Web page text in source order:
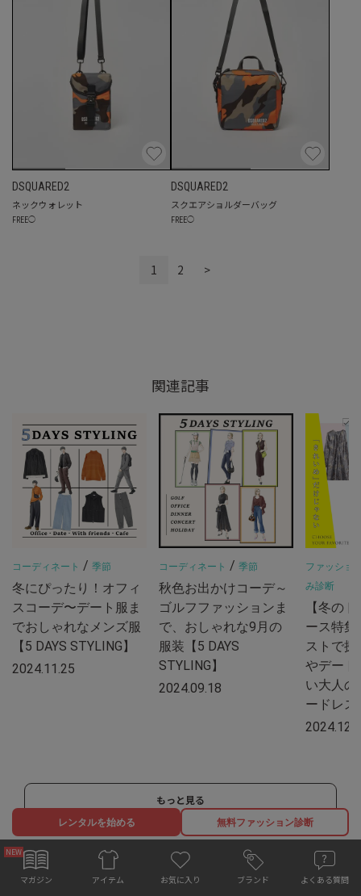
DSQUARED2
ネックウォレット
FREE◯
DSQUARED2
スクエアショルダーバッグ
FREE◯
1 2 >
関連記事
コーディネート / 季節
冬にぴったり！オフィ
スコーデ〜デート服ま
でおしゃれなメンズ服
【5 DAYS STYLING】
2024.11.25
コーディネート / 季節
秋色お出かけコーデ～
ゴルフファッションま
で、おしゃれな9月の
服装【5 DAYS
STYLING】
2024.09.18
ファッショ
み診断
【冬の
ース特集
ストで探
やデート
い大人の
ードレス
もっと見る
ARTICLE RANKING
マガジン アイテム お気に入り ブランド よくある質問
レンタルを始める 無料ファッション診断